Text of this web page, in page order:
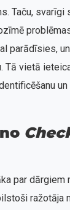
Taču, svarīgi
parādīsies,
Tā vietā
un
par dārgiem
ražotāja